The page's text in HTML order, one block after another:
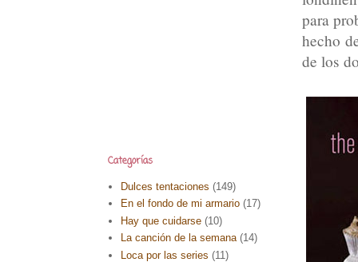
para
hecho
de los
Categorías
Dulces tentaciones (149)
En el fondo de mi armario (17)
Hay que cuidarse (10)
La canción de la semana (14)
Loca por las series (11)